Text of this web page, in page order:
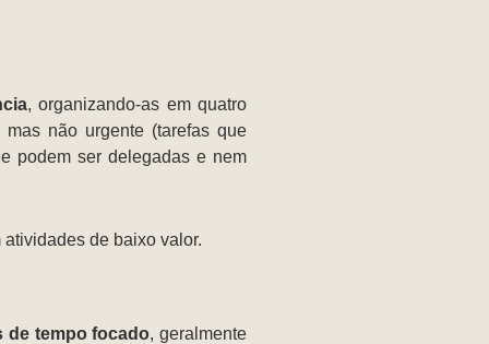
, organizando-as em quatro
mas não urgente (tarefas que
podem ser delegadas e nem
de baixo valor.
de tempo focado, geralmente